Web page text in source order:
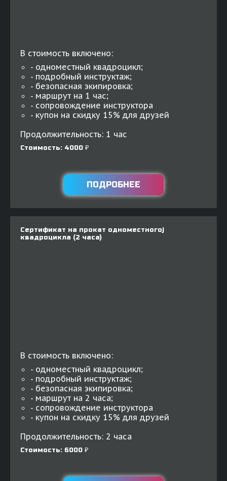
В стоимость включено:
- одноместный квадроцикл;
- подробный инструктаж;
- безопасная экипировка;
- маршрут на 1 час;
- сопровождение инструктора
- купон на скидку 15% для друзей
Продолжительность: 1 час
Стоимость: 4000 ₽
ПОДРОБНЕЕ
Сертификат на прокат одноместногоj
квадроцикла (2 часа)
В стоимость включено:
- одноместный квадроцикл;
- подробный инструктаж;
- безопасная экипировка;
- маршрут на 2 часа;
- сопровождение инструктора
- купон на скидку 15% для друзей
Продолжительность: 2 часа
Стоимость: 6000 ₽